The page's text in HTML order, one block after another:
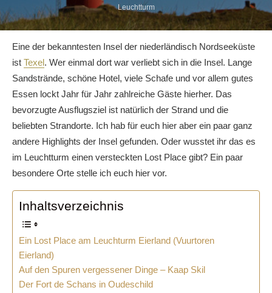
Leuchtturm
Eine der bekanntesten Insel der niederländisch Nordseeküste
ist Texel. Wer einmal dort war verliebt sich in die Insel. Lange
Sandstrände, schöne Hotel, viele Schafe und vor allem gutes
Essen lockt Jahr für Jahr zahlreiche Gäste hierher. Das
bevorzugte Ausflugsziel ist natürlich der Strand und die
beliebten Strandorte. Ich hab für euch hier aber ein paar ganz
andere Highlights der Insel gefunden. Oder wusstet ihr das es
im Leuchtturm einen versteckten Lost Place gibt? Ein paar
besondere Orte stelle ich euch hier vor.
Inhaltsverzeichnis
Ein Lost Place am Leuchturm Eierland (Vuurtoren
Eierland)
Auf den Spuren vergessener Dinge – Kaap Skil
Der Fort de Schans in Oudeschild